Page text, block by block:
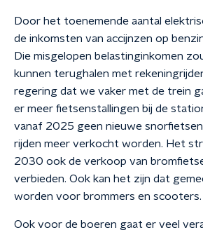
Door het toenemende aantal
de inkomsten van accijnzen op
Die misgelopen belastinginkomen
kunnen terughalen met
regering dat we vaker met de trein
er meer fietsenstallingen bij de
vanaf 2025 geen nieuwe
rijden meer verkocht worden. Het
2030 ook de verkoop van
verbieden. Ook kan het zijn dat
worden voor brommers en scooters.
Ook voor de boeren gaat er veel